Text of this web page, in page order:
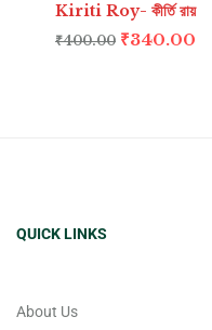
Kiriti Roy- কীর্তি রায়
₹400.00 ₹340.00
QUICK LINKS
About Us